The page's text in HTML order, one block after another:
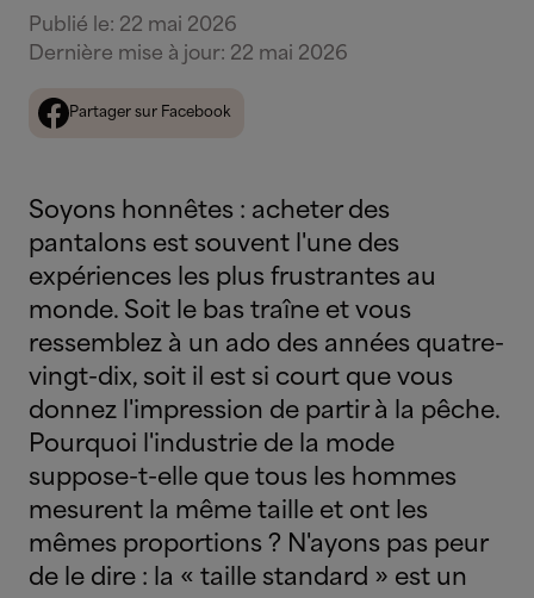
Publié le: 22 mai 2026
Dernière mise à jour: 22 mai 2026
Partager sur Facebook
Soyons honnêtes : acheter des
pantalons est souvent l'une des
expériences les plus frustrantes au
monde. Soit le bas traîne et vous
ressemblez à un ado des années quatre-
vingt-dix, soit il est si court que vous
donnez l'impression de partir à la pêche.
Pourquoi l'industrie de la mode
suppose-t-elle que tous les hommes
mesurent la même taille et ont les
mêmes proportions ? N'ayons pas peur
de le dire : la « taille standard » est un